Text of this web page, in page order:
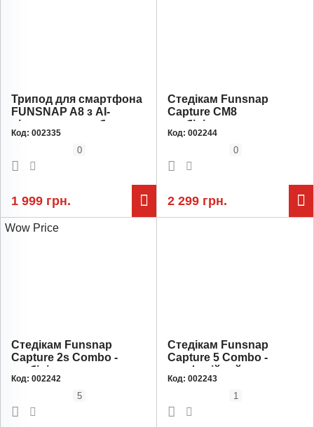
Трипод для смартфона
FUNSNAP A8 з AI-
відстеженням обличчя
360° / 5-осьовий / 1500
мАг / до 8 год роботи /
висота до 1.9м /
Bluetooth-пульт
Код: 002335
0
1 999 грн.
Стедікам Funsnap
Capture CM8
стабілізатор для
смартфона / 3-осьовий
/ акумулятор 2600 мАг /
до 10 годин роботи
Код: 002244
0
2 299 грн.
Wow Price
Стедікам Funsnap
Capture 2s Combo -
стабілізатор для
смартфонів та
відеозйомки / 3-
осьовий / акумулятор 2
х 2200 мАг / до 12 годин
Код: 002242
5
Стедікам Funsnap
Capture 5 Combo -
професійний
стабілізатор із AI-
трекінгом / 3-осьовий /
акумулятор 2 х 2600
мАг / до 18 годин
Код: 002243
1